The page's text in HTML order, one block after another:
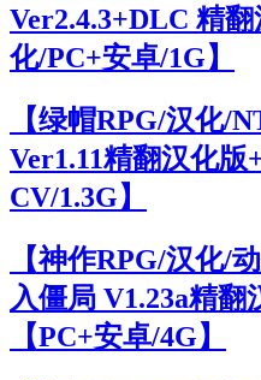
Ver2.4.3+DLC 精
化/PC+安卓/1G】
【绿帽RPG/汉化/
Ver1.11精翻汉化
CV/1.3G】
【神作RPG/汉化/
入僵局 V1.23a精
【PC+安卓/4G】